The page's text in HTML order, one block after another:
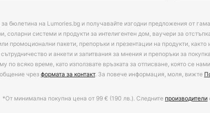
предавател (вижте аксесоари).
бюлетина на Lumories.bg и получавайте изгодни предложения от
соларни системи и продукти за интелигентен дом, ваучери за
промоционални пакети, препоръки и презентации на продукти,
и анкети и запитвания за мнения и препоръки за
по всяко време, като използвате връзката за отписване, която се
чрезформата за контакт. За повече информация, моля, вижте
*От минимална покупна цена от 99 € (190 лв.). Следните производители